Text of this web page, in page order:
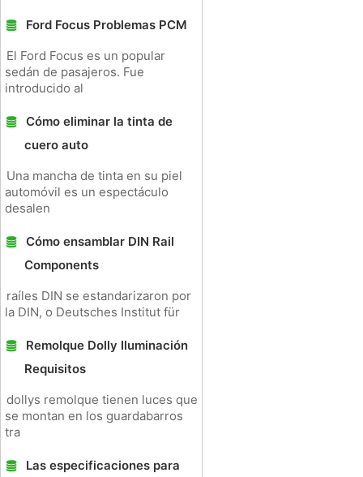
Ford Focus Problemas PCM
El Ford Focus es un popular
sedán de pasajeros. Fue
introducido al
Cómo eliminar la tinta de
cuero auto
Una mancha de tinta en su piel
automóvil es un espectáculo
desalen
Cómo ensamblar DIN Rail
Components
raíles DIN se estandarizaron por
la DIN, o Deutsches Institut für
Remolque Dolly Iluminación
Requisitos
dollys remolque tienen luces que
se montan en los guardabarros
tra
Las especificaciones para